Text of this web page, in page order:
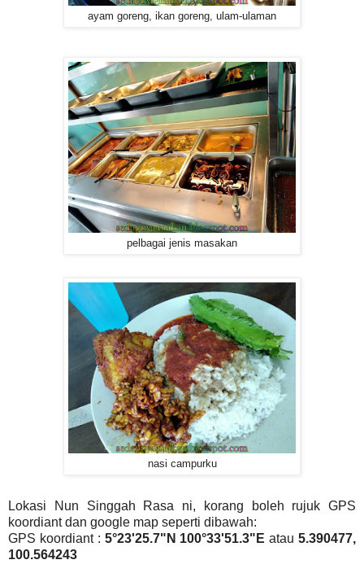
ayam goreng, ikan goreng, ulam-ulaman
pelbagai jenis masakan
nasi campurku
Lokasi Nun Singgah Rasa ni, korang boleh rujuk GPS
koordiant dan google map seperti dibawah:
GPS koordiant : 5°23'25.7"N 100°33'51.3"Eatau 5.390477,
100.564243